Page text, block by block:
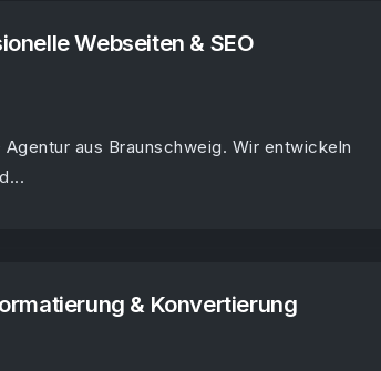
Webseiten & SEO
aus Braunschweig. Wir entwickeln
& Konvertierung